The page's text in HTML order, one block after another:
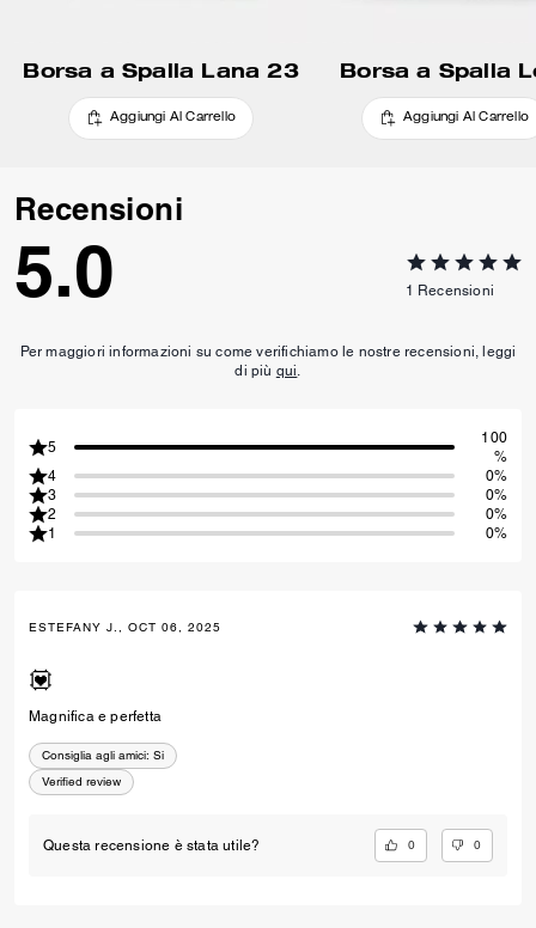
Borsa a Spalla Lana 23
Aggiungi Al Carrello
Borsa a Spalla
Aggiungi Al Carrello
Recensioni
5.0 1 Recensioni
Per maggiori informazioni su come verifichiamo le nostre recensioni, leggi
di più qui
5
100
%
4
0%
3
0%
2
0%
1
0%
ESTEFANY J., OCT 06, 2025
💟
Magnifica e perfetta
Consiglia agli amici: Si
Verified review
Questa recensione è stata utile? 0 0